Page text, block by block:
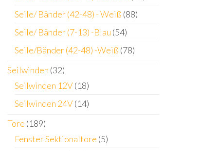
Seile/ Bänder (42-48) - Weiß (88)
Seile/ Bänder (7-13) -Blau (54)
Seile/Bänder (42-48) -Weiß (78)
Seilwinden (32)
Seilwinden 12V(18)
Seilwinden 24V(14)
Tore (189)
Fenster Sektionaltore (5)